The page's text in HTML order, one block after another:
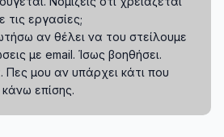
τις εργασίες;
αν θέλει να του στείλουμε
με email. Ίσως βοηθήσει.
Πες μου αν υπάρχει κάτι που
επίσης.